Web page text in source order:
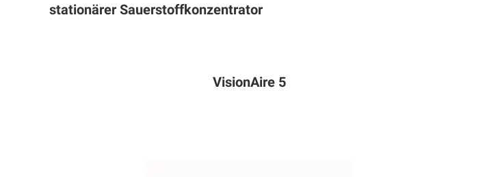
stationärer Sauerstoffkonzentrator
VisionAire 5